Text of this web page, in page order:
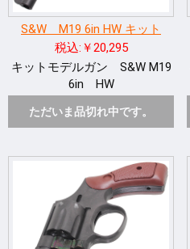
S&W M19 6in HW キット
税込:￥20,295
キットモデルガン S&W M19
6in HW
ただいま品切れ中です。